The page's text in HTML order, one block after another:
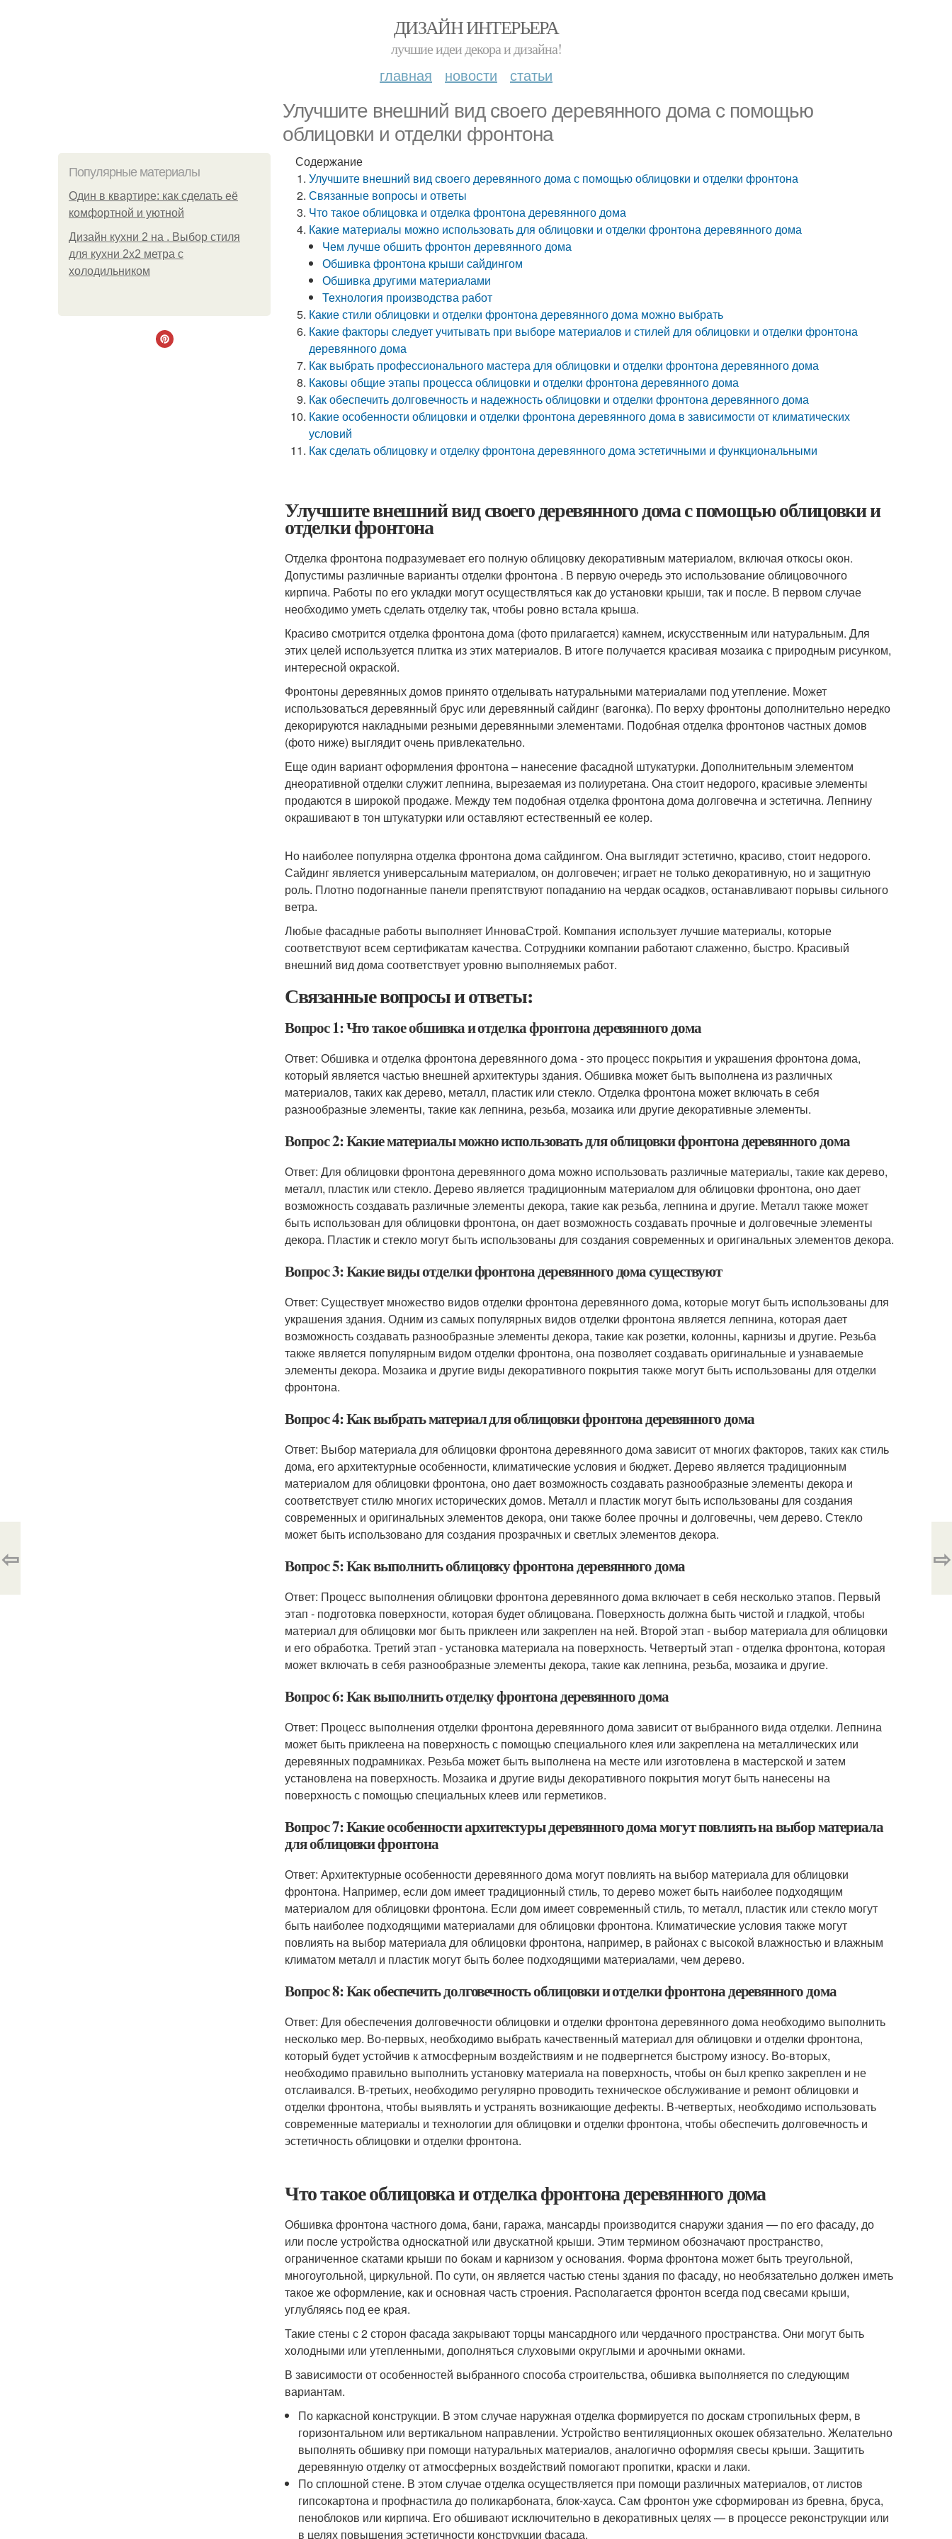
ДИЗАЙН ИНТЕРЬЕРА
лучшие идеи декора и дизайна!
главная новости статьи
Улучшите внешний вид своего деревянного дома с помощью
облицовки и отделки фронтона
Популярные материалы
Один в квартире: как сделать её
комфортной и уютной
Дизайн кухни 2 на . Выбор стиля
для кухни 2х2 метра с
холодильником
Содержание
Улучшите внешний вид своего деревянного дома с помощью облицовки и отделки фронтона
Связанные вопросы и ответы
Что такое облицовка и отделка фронтона деревянного дома
Какие материалы можно использовать для облицовки и отделки фронтона деревянного дома
Чем лучше обшить фронтон деревянного дома
Обшивка фронтона крыши сайдингом
Обшивка другими материалами
Технология производства работ
Какие стили облицовки и отделки фронтона деревянного дома можно выбрать
Какие факторы следует учитывать при выборе материалов и стилей для облицовки и отделки фронтона
деревянного дома
Как выбрать профессионального мастера для облицовки и отделки фронтона деревянного дома
Каковы общие этапы процесса облицовки и отделки фронтона деревянного дома
Как обеспечить долговечность и надежность облицовки и отделки фронтона деревянного дома
Какие особенности облицовки и отделки фронтона деревянного дома в зависимости от климатических
условий
Как сделать облицовку и отделку фронтона деревянного дома эстетичными и функциональными
Улучшите внешний вид своего деревянного дома с помощью облицовки и
отделки фронтона
Отделка фронтона подразумевает его полную облицовку декоративным материалом, включая откосы окон.
Допустимы различные варианты отделки фронтона . В первую очередь это использование облицовочного
кирпича. Работы по его укладки могут осуществляться как до установки крыши, так и после. В первом случае
необходимо уметь сделать отделку так, чтобы ровно встала крыша.
Красиво смотрится отделка фронтона дома (фото прилагается) камнем, искусственным или натуральным. Для
этих целей используется плитка из этих материалов. В итоге получается красивая мозаика с природным рисунком,
интересной окраской.
Фронтоны деревянных домов принято отделывать натуральными материалами под утепление. Может
использоваться деревянный брус или деревянный сайдинг (вагонка). По верху фронтоны дополнительно нередко
декорируются накладными резными деревянными элементами. Подобная отделка фронтонов частных домов
(фото ниже) выглядит очень привлекательно.
Еще один вариант оформления фронтона – нанесение фасадной штукатурки. Дополнительным элементом
днеоративной отделки служит лепнина, вырезаемая из полиуретана. Она стоит недорого, красивые элементы
продаются в широкой продаже. Между тем подобная отделка фронтона дома долговечна и эстетична. Лепнину
окрашивают в тон штукатурки или оставляют естественный ее колер.
Но наиболее популярна отделка фронтона дома сайдингом. Она выглядит эстетично, красиво, стоит недорого.
Сайдинг является универсальным материалом, он долговечен; играет не только декоративную, но и защитную
роль. Плотно подогнанные панели препятствуют попаданию на чердак осадков, останавливают порывы сильного
ветра.
Любые фасадные работы выполняет ИнноваСтрой. Компания использует лучшие материалы, которые
соответствуют всем сертификатам качества. Сотрудники компании работают слаженно, быстро. Красивый
внешний вид дома соответствует уровню выполняемых работ.
Связанные вопросы и ответы:
Вопрос 1: Что такое обшивка и отделка фронтона деревянного дома
Ответ: Обшивка и отделка фронтона деревянного дома - это процесс покрытия и украшения фронтона дома,
который является частью внешней архитектуры здания. Обшивка может быть выполнена из различных
материалов, таких как дерево, металл, пластик или стекло. Отделка фронтона может включать в себя
разнообразные элементы, такие как лепнина, резьба, мозаика или другие декоративные элементы.
Вопрос 2: Какие материалы можно использовать для облицовки фронтона деревянного дома
Ответ: Для облицовки фронтона деревянного дома можно использовать различные материалы, такие как дерево,
металл, пластик или стекло. Дерево является традиционным материалом для облицовки фронтона, оно дает
возможность создавать различные элементы декора, такие как резьба, лепнина и другие. Металл также может
быть использован для облицовки фронтона, он дает возможность создавать прочные и долговечные элементы
декора. Пластик и стекло могут быть использованы для создания современных и оригинальных элементов декора.
Вопрос 3: Какие виды отделки фронтона деревянного дома существуют
Ответ: Существует множество видов отделки фронтона деревянного дома, которые могут быть использованы для
украшения здания. Одним из самых популярных видов отделки фронтона является лепнина, которая дает
возможность создавать разнообразные элементы декора, такие как розетки, колонны, карнизы и другие. Резьба
также является популярным видом отделки фронтона, она позволяет создавать оригинальные и узнаваемые
элементы декора. Мозаика и другие виды декоративного покрытия также могут быть использованы для отделки
фронтона.
Вопрос 4: Как выбрать материал для облицовки фронтона деревянного дома
Ответ: Выбор материала для облицовки фронтона деревянного дома зависит от многих факторов, таких как стиль
дома, его архитектурные особенности, климатические условия и бюджет. Дерево является традиционным
материалом для облицовки фронтона, оно дает возможность создавать разнообразные элементы декора и
соответствует стилю многих исторических домов. Металл и пластик могут быть использованы для создания
современных и оригинальных элементов декора, они также более прочны и долговечны, чем дерево. Стекло
может быть использовано для создания прозрачных и светлых элементов декора.
Вопрос 5: Как выполнить облицовку фронтона деревянного дома
Ответ: Процесс выполнения облицовки фронтона деревянного дома включает в себя несколько этапов. Первый
этап - подготовка поверхности, которая будет облицована. Поверхность должна быть чистой и гладкой, чтобы
материал для облицовки мог быть приклеен или закреплен на ней. Второй этап - выбор материала для облицовки
и его обработка. Третий этап - установка материала на поверхность. Четвертый этап - отделка фронтона, которая
может включать в себя разнообразные элементы декора, такие как лепнина, резьба, мозаика и другие.
Вопрос 6: Как выполнить отделку фронтона деревянного дома
Ответ: Процесс выполнения отделки фронтона деревянного дома зависит от выбранного вида отделки. Лепнина
может быть приклеена на поверхность с помощью специального клея или закреплена на металлических или
деревянных подрамниках. Резьба может быть выполнена на месте или изготовлена в мастерской и затем
установлена на поверхность. Мозаика и другие виды декоративного покрытия могут быть нанесены на
поверхность с помощью специальных клеев или герметиков.
Вопрос 7: Какие особенности архитектуры деревянного дома могут повлиять на выбор материала
для облицовки фронтона
Ответ: Архитектурные особенности деревянного дома могут повлиять на выбор материала для облицовки
фронтона. Например, если дом имеет традиционный стиль, то дерево может быть наиболее подходящим
материалом для облицовки фронтона. Если дом имеет современный стиль, то металл, пластик или стекло могут
быть наиболее подходящими материалами для облицовки фронтона. Климатические условия также могут
повлиять на выбор материала для облицовки фронтона, например, в районах с высокой влажностью и влажным
климатом металл и пластик могут быть более подходящими материалами, чем дерево.
Вопрос 8: Как обеспечить долговечность облицовки и отделки фронтона деревянного дома
Ответ: Для обеспечения долговечности облицовки и отделки фронтона деревянного дома необходимо выполнить
несколько мер. Во-первых, необходимо выбрать качественный материал для облицовки и отделки фронтона,
который будет устойчив к атмосферным воздействиям и не подвергнется быстрому износу. Во-вторых,
необходимо правильно выполнить установку материала на поверхность, чтобы он был крепко закреплен и не
отслаивался. В-третьих, необходимо регулярно проводить техническое обслуживание и ремонт облицовки и
отделки фронтона, чтобы выявлять и устранять возникающие дефекты. В-четвертых, необходимо использовать
современные материалы и технологии для облицовки и отделки фронтона, чтобы обеспечить долговечность и
эстетичность облицовки и отделки фронтона.
Что такое облицовка и отделка фронтона деревянного дома
Обшивка фронтона частного дома, бани, гаража, мансарды производится снаружи здания — по его фасаду, до
или после устройства односкатной или двускатной крыши. Этим термином обозначают пространство,
ограниченное скатами крыши по бокам и карнизом у основания. Форма фронтона может быть треугольной,
многоугольной, циркульной. По сути, он является частью стены здания по фасаду, но необязательно должен иметь
такое же оформление, как и основная часть строения. Располагается фронтон всегда под свесами крыши,
углубляясь под ее края.
Такие стены с 2 сторон фасада закрывают торцы мансардного или чердачного пространства. Они могут быть
холодными или утепленными, дополняться слуховыми округлыми и арочными окнами.
В зависимости от особенностей выбранного способа строительства, обшивка выполняется по следующим
вариантам.
По каркасной конструкции. В этом случае наружная отделка формируется по доскам стропильных ферм, в
горизонтальном или вертикальном направлении. Устройство вентиляционных окошек обязательно. Желательно
выполнять обшивку при помощи натуральных материалов, аналогично оформляя свесы крыши. Защитить
деревянную отделку от атмосферных воздействий помогают пропитки, краски и лаки.
По сплошной стене. В этом случае отделка осуществляется при помощи различных материалов, от листов
гипсокартона и профнастила до поликарбоната, блок-хауса. Сам фронтон уже сформирован из бревна, бруса,
пеноблоков или кирпича. Его обшивают исключительно в декоративных целях — в процессе реконструкции или
в целях повышения эстетичности конструкции фасада.
⇦ ⇨